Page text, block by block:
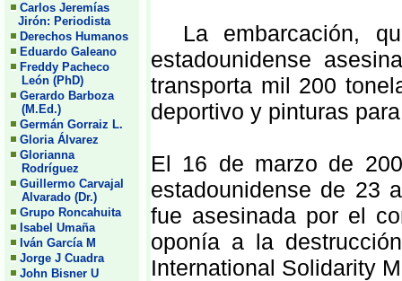
Carlos Jeremías
Jirón: Periodista
Derechos Humanos
Eduardo Galeano
Freddy Pacheco
León (PhD)
Gerardo Barboza
(M.Ed.)
Germán Gorraiz L.
Gloria Álvarez
Glorianna
Rodríguez
Guillermo Carvajal
Alvarado (Dr.)
Grupo Roncahuita
Isabel Umaña
Iván García M
Jorge J Cuadra
John Bisner U
La embarcación,
estadounidense
transporta mil 200
deportivo y pinturas
El 16 de marzo de
estadounidense de 23
fue asesinada por el
oponía a la
International Solidarity